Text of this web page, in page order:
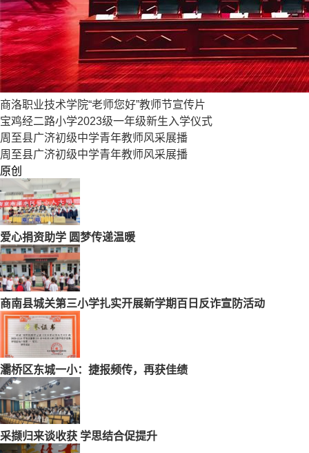
商洛职业技术学院“老师您好”教师节宣传片
宝鸡经二路小学2023级一年级新生入学仪式
周至县广济初级中学青年教师风采展播
周至县广济初级中学青年教师风采展播
原创
爱心捐资助学 圆梦传递温暖
商南县城关第三小学扎实开展新学期百日反诈宣防活动
灞桥区东城一小：捷报频传，再获佳绩
采撷归来谈收获 学思结合促提升